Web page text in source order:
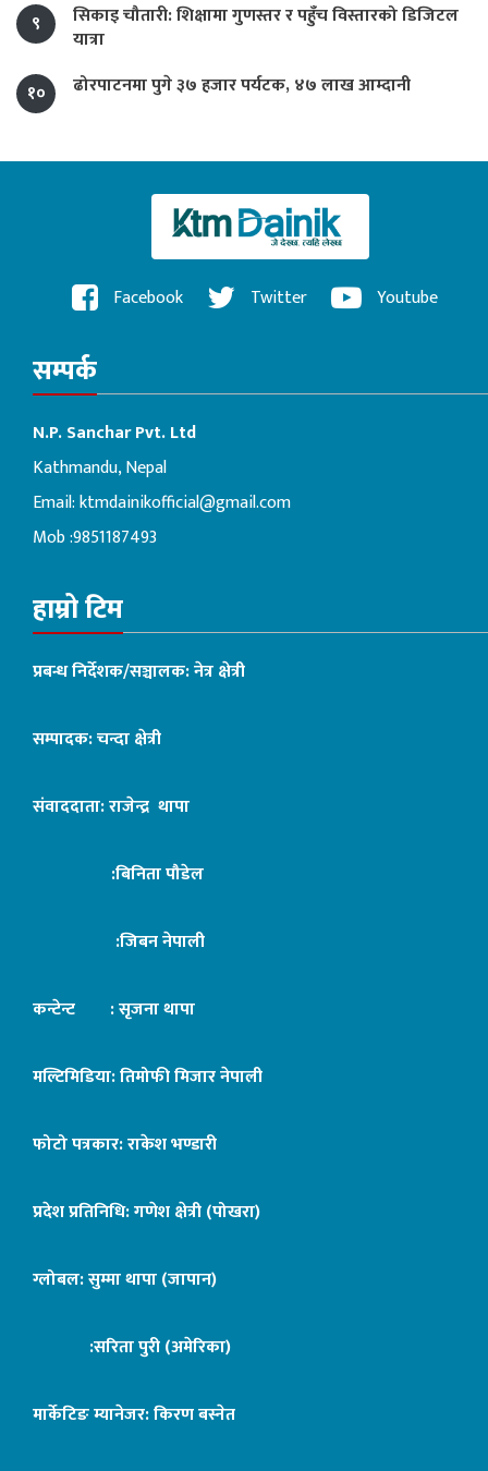
९
सिकाइ चौतारी: शिक्षामा गुणस्तर र पहुँच विस्तारको डिजिटल
यात्रा
१०
ढोरपाटनमा पुगे ३७ हजार पर्यटक, ४७ लाख आम्दानी
Facebook Twitter Youtube
सम्पर्क
N.P. Sanchar Pvt. Ltd
Kathmandu, Nepal
Email:ktmdainikofficial@gmail.com
Mob :9851187493
हाम्रो टिम
प्रबन्ध निर्देशक/सञ्चालक: नेत्र क्षेत्री
सम्पादक: चन्दा क्षेत्री
संवाददाता: राजेन्द्र थापा
:बिनिता पौडेल
:जिबन नेपाली
कन्टेन्ट : सृजना थापा
मल्टिमिडिया: तिमोफी मिजार नेपाली
फोटो पत्रकार: राकेश भण्डारी
प्रदेश प्रतिनिधि: गणेश क्षेत्री (पोखरा)
ग्लोबल: सुम्मा थापा (जापान)
:सरिता पुरी (अमेरिका)
मार्केटिङ म्यानेजर: किरण बस्नेत